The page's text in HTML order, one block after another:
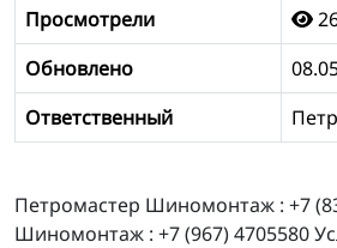
Просмотрели
Обновлено
Ответственный
Петромастер Шиномонтаж : +7
Шиномонтаж : +7 (967) 4705580